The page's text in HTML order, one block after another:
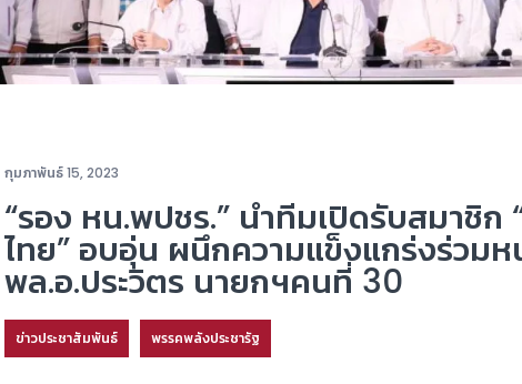
กุมภาพันธ์ 15, 2023
“รอง หน.พปชร.” นำทีมเปิดรับสมาชิก
ไทย” อบอุ่น ผนึกความแข็งแกร่งร่วม
พล.อ.ประวิตร นายกฯคนที่ 30
ข่าวประชาสัมพันธ์ พรรคพลังประชารัฐ